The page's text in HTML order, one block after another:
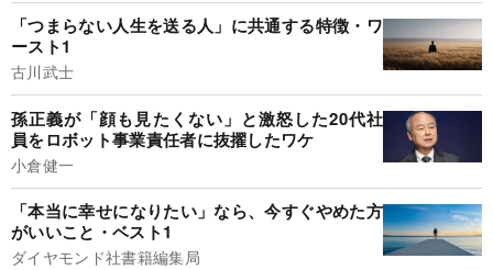
「つまらない人生を送る人」に共通する特徴・ワ
ースト1
古川武士
孫正義が「顔も見たくない」と激怒した20代社
員をロボット事業責任者に抜擢したワケ
小倉健一
「本当に幸せになりたい」なら、今すぐやめた方
がいいこと・ベスト1
ダイヤモンド社書籍編集局